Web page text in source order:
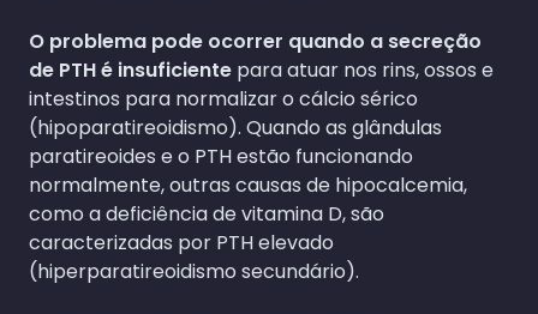
O problema pode ocorrer quando a secreção
de PTH é insuficiente para atuar nos rins, ossos e
intestinos para normalizar o cálcio sérico
(hipoparatireoidismo). Quando as glândulas
paratireoides e o PTH estão funcionando
normalmente, outras causas de hipocalcemia,
como a deficiência de vitamina D, são
caracterizadas por PTH elevado
(hiperparatireoidismo secundário).